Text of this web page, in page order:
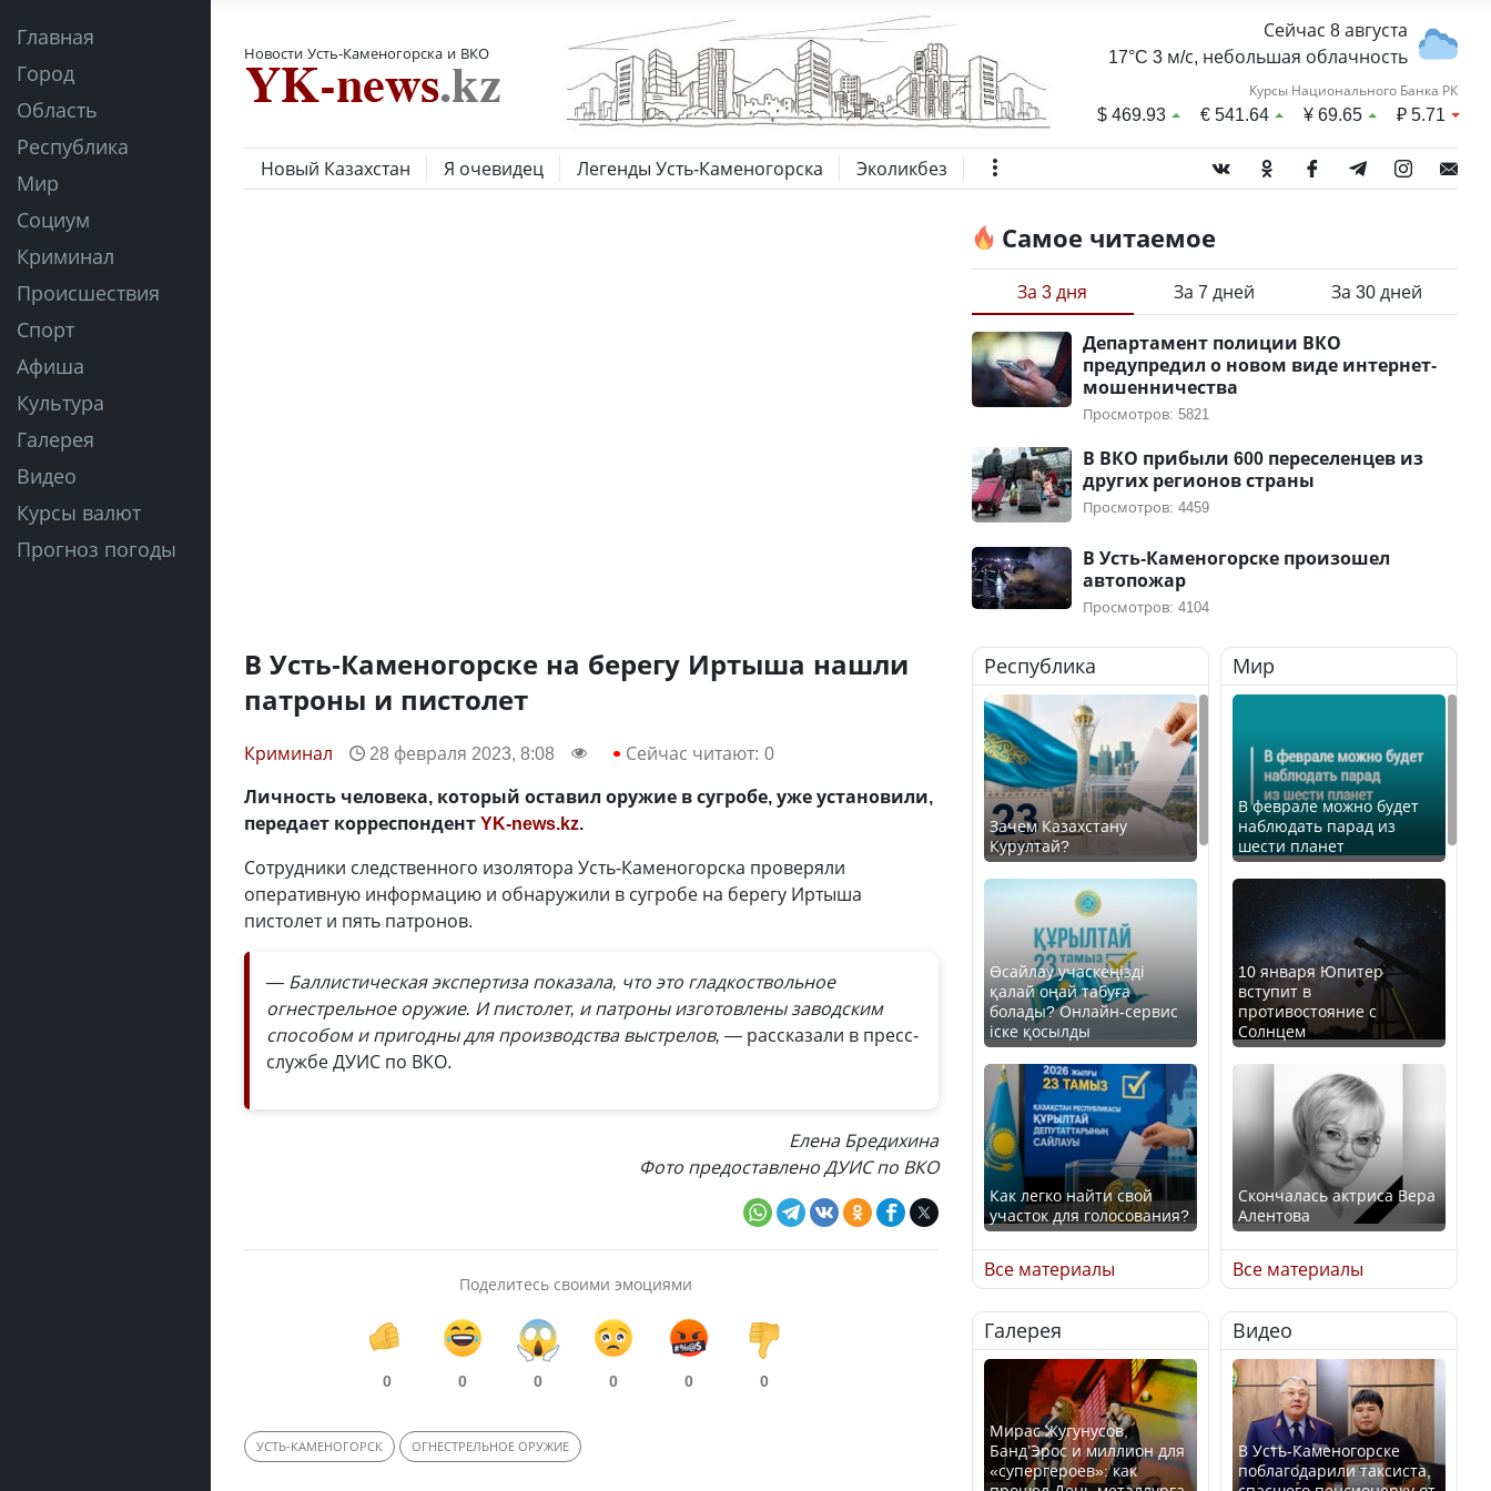
Главная
Город
Область
Республика
Мир
Социум
Криминал
Происшествия
Спорт
Афиша
Культура
Галерея
Видео
Курсы валют
Прогноз погоды
Новости Усть-Каменогорска и ВКО
Сейчас 8 августа
17°C 3 м/с, небольшая облачность
Курсы Национального Банка РК
$469.93 €541.64 ¥69.65 ₽5.71
Новый Казахстан Я очевидец Легенды Усть-Каменогорска Эколикбез
В Усть-Каменогорске на берегу Иртыша нашли
патроны и пистолет
Криминал 28 февраля 2023, 8:08 Сейчас читают: 0
Личность человека, который оставил оружие в сугробе, уже установили,
передает корреспондентYK-news.kz.
Сотрудники следственного изолятора Усть-Каменогорска проверяли
оперативную информацию и обнаружили в сугробе на берегу Иртыша
пистолет и пять патронов.
— Баллистическая экспертиза показала, что это гладкоствольное
огнестрельное оружие. И пистолет, и патроны изготовлены заводским
способом и пригодны для производства выстрелов, — рассказали в пресс-
службе ДУИС по ВКО.
Елена Бредихина
Фото предоставлено ДУИС по ВКО
Поделитесь своими эмоциями
0 0 0 0 0 0
УСТЬ-КАМЕНОГОРСК ОГНЕСТРЕЛЬНОЕ ОРУЖИЕ
Самое читаемое
За 3 дня За 7 дней За 30 дней
Департамент полиции ВКО
предупредил о новом виде интернет-
мошенничества
Просмотров: 5821
В ВКО прибыли 600 переселенцев из
других регионов страны
Просмотров: 4459
В Усть-Каменогорске произошел
автопожар
Просмотров: 4104
Республика
Зачем Казахстану
Курултай?
Өсайлау учаскеңізді
қалай оңай табуға
болады? Онлайн-сервис
іске қосылды
Как легко найти свой
участок для голосования?
Минтруда назвало
отрасли с самыми
высокими зарплатными
предложениями
Все материалы
Мир
В феврале можно будет
наблюдать парад из
шести планет
10 января Юпитер
вступит в
противостояние с
Солнцем
Скончалась актриса Вера
Алентова
В РФ вынесен заочный
приговор по уголовному
делу об убийстве Игоря
Талькова
Все материалы
Галерея
Мирас Жугунусов,
Банд’Эрос и миллион для
«супергероев»: как
Видео
В Усть-Каменогорске
поблагодарили таксиста,